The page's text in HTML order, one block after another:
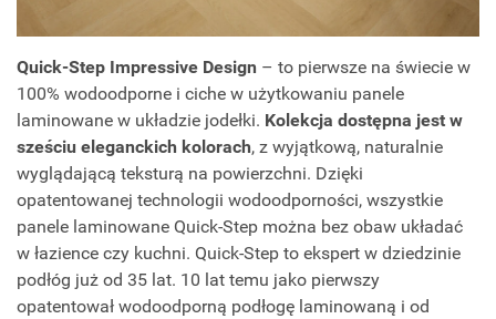
Quick-Step Impressive Design – to pierwsze na świecie w
100% wodoodporne i ciche w użytkowaniu panele
laminowane w układzie jodełki. Kolekcja dostępna jest w
sześciu eleganckich kolorach, z wyjątkową, naturalnie
wyglądającą teksturą na powierzchni. Dzięki
opatentowanej technologii wodoodporności, wszystkie
panele laminowane Quick-Step można bez obaw układać
w łazience czy kuchni. Quick-Step to ekspert w dziedzinie
podłóg już od 35 lat. 10 lat temu jako pierwszy
opatentował wodoodporną podłogę laminowaną i od